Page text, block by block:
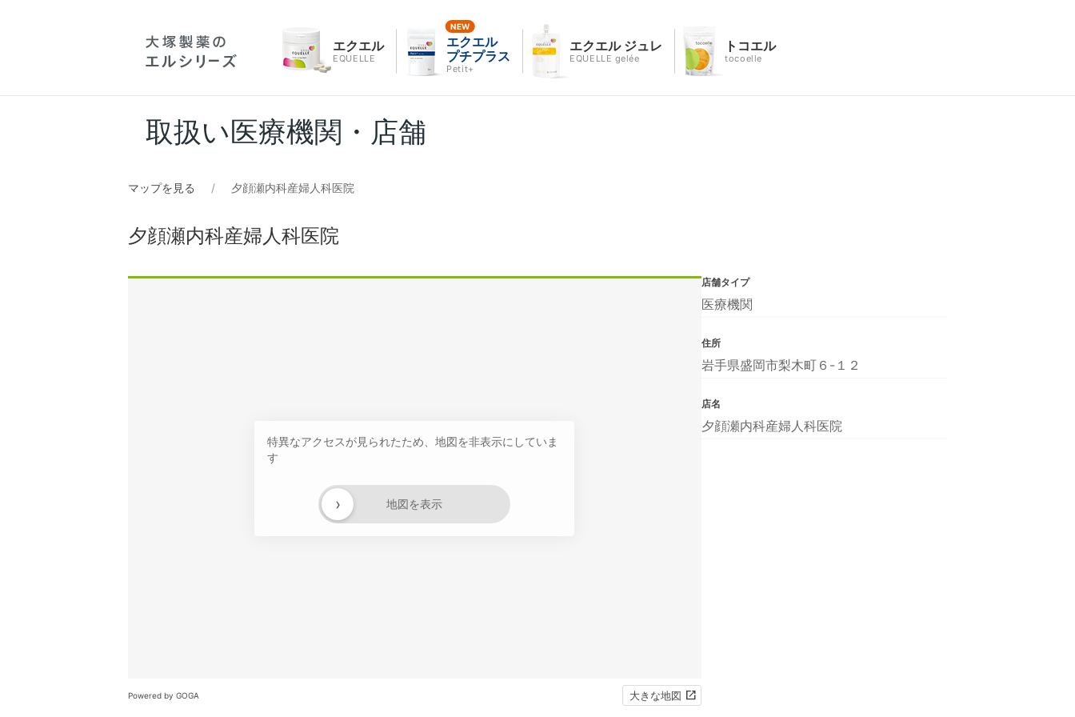
エクエル
EQUELLE
エクエル
プチプラス
Petit+
エクエル ジュレ
EQUELLE gelée
トコエル
tocoelle
取扱い医療機関・店舗
マップを見る 夕顔瀬内科産婦人科医院
夕顔瀬内科産婦人科医院
特異なアクセスが見られたため、地図を非表示にしていま
す
地図を表示
›
Powered by GOGA 大きな地図
店舗タイプ
医療機関
住所
岩手県盛岡市梨木町６-１２
店名
夕顔瀬内科産婦人科医院